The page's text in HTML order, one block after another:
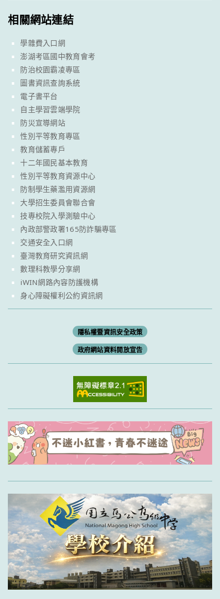
相關網站連結
學雜費入口網
澎湖考區國中教育會考
防治校園霸凌專區
圖書資訊查詢系統
電子書平台
自主學習雲端學院
防災宣導網站
性別平等教育專區
教育儲蓄專戶
十二年國民基本教育
性別平等教育資源中心
防制學生藥濫用資源網
大學招生委員會聯合會
技專校院入學測驗中心
內政部警政署165防詐騙專區
交通安全入口網
臺灣教育研究資訊網
數理科教學分享網
iWIN網路內容防護機構
身心障礙權利公約資訊網
隱私權暨資訊安全政策
政府網站資料開放宣告